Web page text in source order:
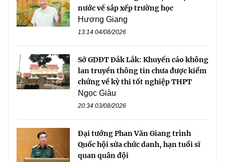
nước về sắp xếp trường học
Hương Giang
13:14 04/08/2026
Sở GDĐT Đắk Lắk: Khuyến cáo không
lan truyền thông tin chưa được kiểm
chứng về kỳ thi tốt nghiệp THPT
Ngọc Giàu
20:34 03/08/2026
Đại tướng Phan Văn Giang trình
Quốc hội sửa chức danh, hạn tuổi sĩ
quan quân đội